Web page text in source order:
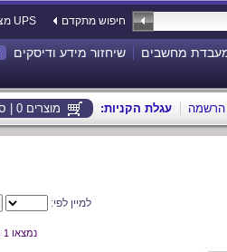
חיפוש מתקדם מצב משלוח UPS
שיחזור מידע ודיסקים מחשבים
מוצרים 0 | סה"כ ₪0 :עגלת הקניות הרשמה
למיין לפי:
נמצאו 1 מוצרים